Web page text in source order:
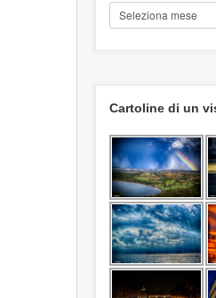
ARCHIVIO
Cartoline di un